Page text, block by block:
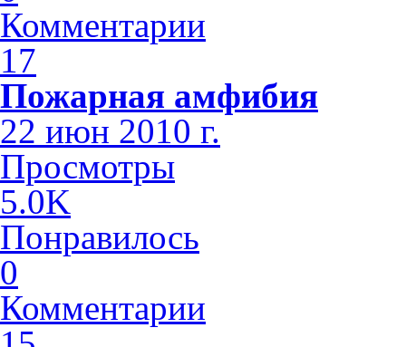
Комментарии
17
Пожарная амфибия
22 июн 2010 г.
Просмотры
5.0K
Понравилось
0
Комментарии